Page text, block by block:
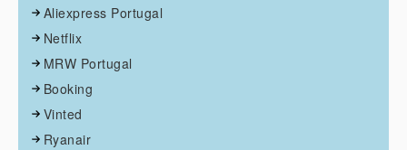
Aliexpress Portugal
Netflix
MRW Portugal
Booking
Vinted
Ryanair